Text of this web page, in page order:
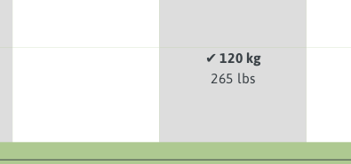
✔120 kg
265 lbs